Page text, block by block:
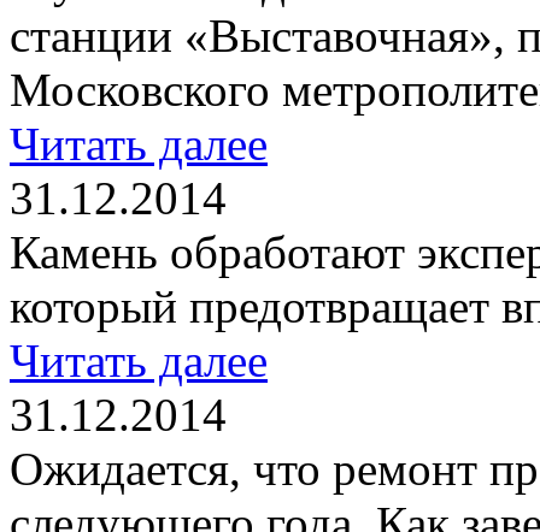
станции «Выставочная»,
Московского
Читать далее
31.12.2014
Камень обработают
который предотвращает
Читать далее
31.12.2014
Ожидается, что ремонт